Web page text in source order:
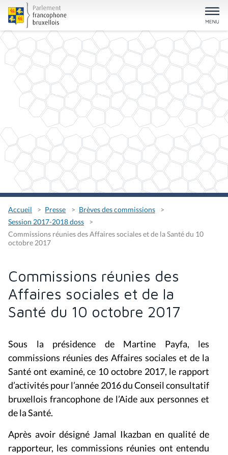
Accueil Presse
Brèves des commissions
Session 2017-2018 doss
Commissions réunies des Affaires sociales et de la Santé du 10
octobre 2017
Commissions réunies des
Affaires sociales et de la
Santé du 10 octobre 2017
Sous la présidence de Martine Payfa, les
commissions réunies des Affaires sociales et de la
Santé ont examiné, ce 10 octobre 2017, le rapport
d’activités pour l’année 2016 du Conseil consultatif
bruxellois francophone de l’Aide aux personnes et
de la Santé.
Après avoir désigné Jamal Ikazban en qualité de
rapporteur, les commissions réunies ont entendu